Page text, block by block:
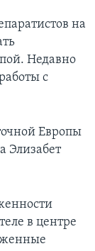
на
Недавно
с
Европы
Элизабет
в центре